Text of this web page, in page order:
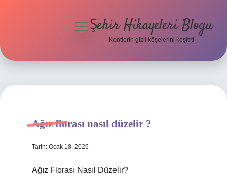
Hakkımızda
menüyüŞehir Hikayeleri Blogu
Kentlerin gizli köşelerini keşfet!
Ağız florası nasıl düzelir ?
Tarih: Ocak 18, 2026
Ağız Florası Nasıl Düzelir?